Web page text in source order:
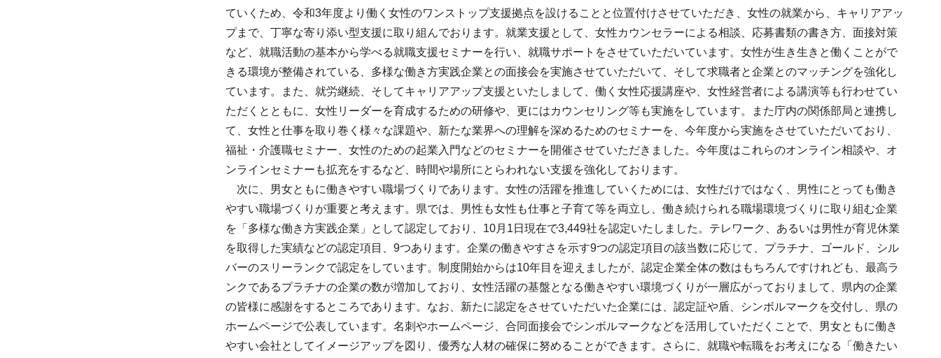
ていくため、令和3年度より働く女性のワンストップ支援拠点を設けることと位置付けさせていただき、女性の就業から、キャリアアッ
プまで、丁寧な寄り添い型支援に取り組んでおります。就業支援として、女性カウンセラーによる相談、応募書類の書き方、面接対策
など、就職活動の基本から学べる就職支援セミナーを行い、就職サポートをさせていただいています。女性が生き生きと働くことがで
きる環境が整備されている、多様な働き方実践企業との面接会を実施させていただいて、そして求職者と企業とのマッチングを強化し
ています。また、就労継続、そしてキャリアアップ支援といたしまして、働く女性応援講座や、女性経営者による講演等も行わせてい
ただくとともに、女性リーダーを育成するための研修や、更にはカウンセリング等も実施をしています。また庁内の関係部局と連携し
て、女性と仕事を取り巻く様々な課題や、新たな業界への理解を深めるためのセミナーを、今年度から実施をさせていただいており、
福祉・介護職セミナー、女性のための起業入門などのセミナーを開催させていただきました。今年度はこれらのオンライン相談や、オ
ンラインセミナーも拡充をするなど、時間や場所にとらわれない支援を強化しております。
次に、男女ともに働きやすい職場づくりであります。女性の活躍を推進していくためには、女性だけではなく、男性にとっても働き
やすい職場づくりが重要と考えます。県では、男性も女性も仕事と子育て等を両立し、働き続けられる職場環境づくりに取り組む企業
を「多様な働き方実践企業」として認定しており、10月1日現在で3,449社を認定いたしました。テレワーク、あるいは男性が育児休業
を取得した実績などの認定項目、9つあります。企業の働きやすさを示す9つの認定項目の該当数に応じて、プラチナ、ゴールド、シル
バーのスリーランクで認定をしています。制度開始からは10年目を迎えましたが、認定企業全体の数はもちろんですけれども、最高ラ
ンクであるプラチナの企業の数が増加しており、女性活躍の基盤となる働きやすい環境づくりが一層広がっておりまして、県内の企業
の皆様に感謝をするところであります。なお、新たに認定をさせていただいた企業には、認定証や盾、シンボルマークを交付し、県の
ホームページで公表しています。名刺やホームページ、合同面接会でシンボルマークなどを活用していただくことで、男女ともに働き
やすい会社としてイメージアップを図り、優秀な人材の確保に努めることができます。さらに、就職や転職をお考えになる「働きたい